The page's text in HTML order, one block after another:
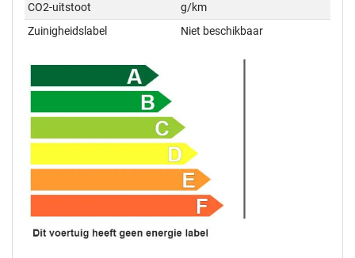
CO2-uitstoot
g/km
Zuinigheidslabel
Niet beschikbaar